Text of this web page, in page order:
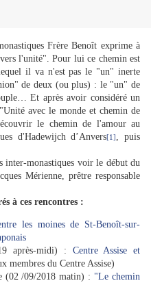
Frère Benoît exprime à
l'unité". Pour lui ce chemin est
il va n'est pas le "un" inerte
de deux (ou plus) : le "un" de
Et après avoir considéré un
avec le monde et chemin de
le chemin de l'amour au
d'Hadewijch d’Anvers[1] , puis
inter-monastiques voir le début du
Mérienne, prêtre responsable
à ces rencontres :
les moines de St-Benoît-sur-
après-midi) : Centre Assise et
membres du Centre Assise)
(02 /09/2018 matin) : "Le chemin